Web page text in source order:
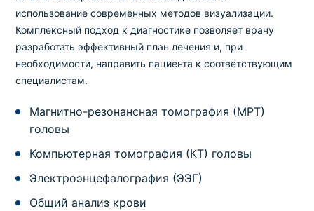
использование современных методов визуализации.
Комплексный подход к диагностике позволяет врачу
разработать эффективный план лечения и, при
необходимости, направить пациента к соответствующим
специалистам.
Магнитно-резонансная томография (МРТ)
головы
Компьютерная томография (КТ) головы
Электроэнцефалография (ЭЭГ)
Общий анализ крови